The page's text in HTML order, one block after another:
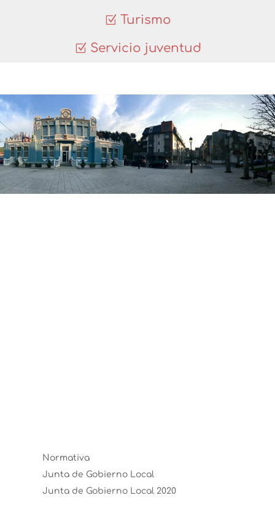
Turismo
Servicio juventud
Normativa
Junta de Gobierno Local
Junta de Gobierno Local 2020